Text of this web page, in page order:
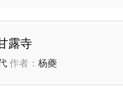
露寺
作者： 杨夔